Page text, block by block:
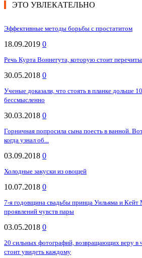
ЭТО УВЛЕКАТЕЛЬНО
Эффективные методы борьбы с простатитом
18.09.2019 0
Речь Курта Воннегута, которую стоит
30.05.2018 0
Ученые доказали, что стоять в планке дольше
бессмысленно
30.03.2018 0
Горничная попросила сына поесть в ванной.
когда узнал об...
03.09.2018 0
Холодные закуски из овощей
10.07.2018 0
7-я годовщина свадьбы принца Уильяма и
проявлений чувств пары
03.05.2018 0
20 сильных фотографий, возвращающих веру в
стоит увидеть каждому